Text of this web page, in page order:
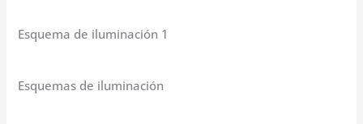
Esquema de iluminación 1
Esquemas de iluminación